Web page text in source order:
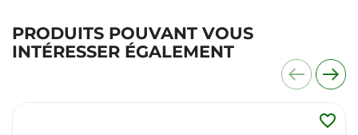
PRODUITS POUVANT VOUS
INTÉRESSER ÉGALEMENT
favorite_border